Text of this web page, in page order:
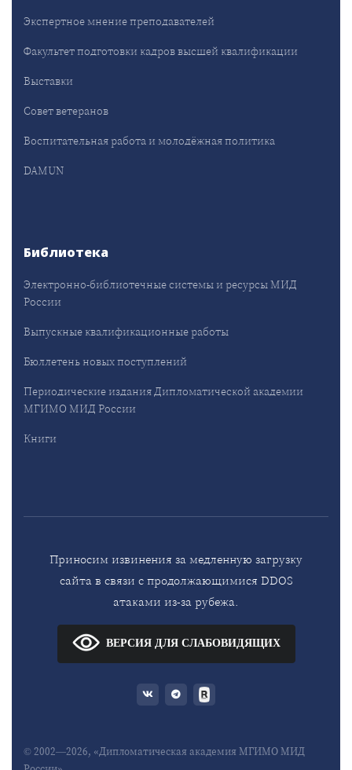
Экспертное мнение преподавателей
Факультет подготовки кадров высшей квалификации
Выставки
Совет ветеранов
Воспитательная работа и молодёжная политика
DAMUN
Библиотека
Электронно-библиотечные системы и ресурсы МИД
России
Выпускные квалификационные работы
Бюллетень новых поступлений
Периодические издания Дипломатической академии
МГИМО МИД России
Книги
Приносим извинения за медленную загрузку
сайта в связи с продолжающимися DDOS
атаками из-за рубежа.
ВЕРСИЯ ДЛЯ СЛАБОВИДЯЩИХ
© 2002—2026, «Дипломатическая академия МГИМО МИД